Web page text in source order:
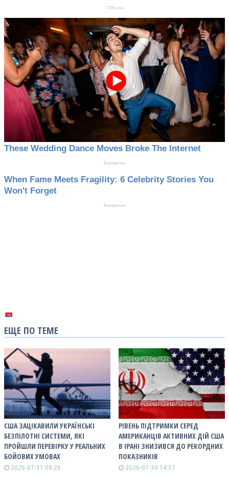
ЕЩЕ ПО ТЕМЕ
США ЗАЦІКАВИЛИ УКРАЇНСЬКІ
БЕЗПІЛОТНІ СИСТЕМИ, ЯКІ
ПРОЙШЛИ ПЕРЕВІРКУ У РЕАЛЬНИХ
БОЙОВИХ УМОВАХ
2026-07-31 08:26
РІВЕНЬ ПІДТРИМКИ СЕРЕД
АМЕРИКАНЦІВ АКТИВНИХ ДІЙ США
В ІРАНІ ЗНИЗИВСЯ ДО РЕКОРДНИХ
ПОКАЗНИКІВ
2026-07-30 14:37